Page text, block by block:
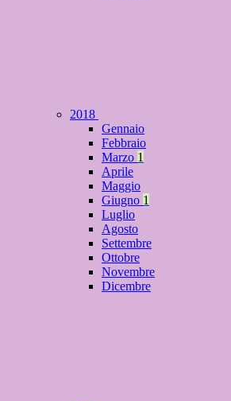
2018
Gennaio
Febbraio
Marzo 1
Aprile
Maggio
Giugno 1
Luglio
Agosto
Settembre
Ottobre
Novembre
Dicembre